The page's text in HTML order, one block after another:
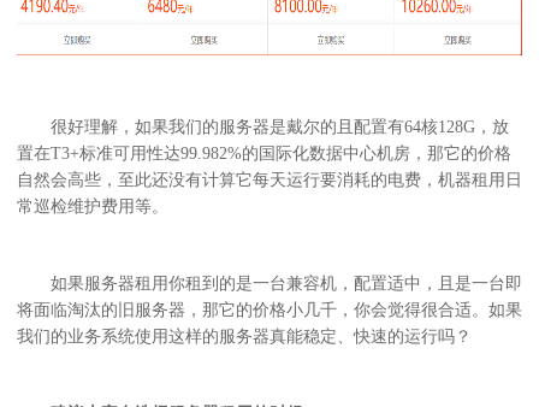
很好理解，如果我们的服务器是戴尔的且配置有64核128G，放
置在T3+标准可用性达99.982%的国际化数据中心机房，那它的价格
自然会高些，至此还没有计算它每天运行要消耗的电费，机器租用日
常巡检维护费用等。
如果服务器租用你租到的是一台兼容机，配置适中，且是一台即
将面临淘汰的旧服务器，那它的价格小几千，你会觉得很合适。如果
我们的业务系统使用这样的服务器真能稳定、快速的运行吗？